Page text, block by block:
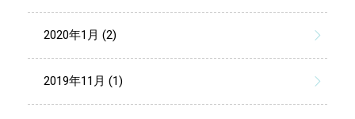
2020年1月 (2)
2019年11月 (1)